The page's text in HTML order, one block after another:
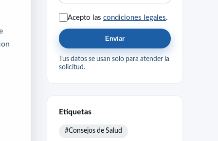
Acepto las condiciones legales
Enviar
Tus datos se usan solo para atender la
solicitud.
Etiquetas
#Consejos de Salud